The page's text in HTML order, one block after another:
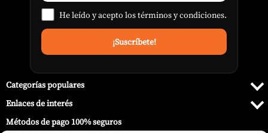
He leído y acepto lostérminos y condiciones.
Categorías populares
Enlaces de interés
Métodos de pago 100% seguros